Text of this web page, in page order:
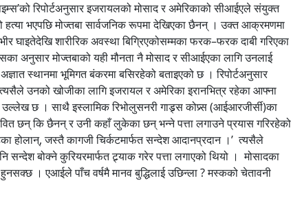
रिपोर्टअनुसार इजरायलको मोसाद र अमेरिकाको सीआईएले संयुक्त
हत्या भएपछि मोज्तबा सार्वजनिक रूपमा देखिएका छैनन् । उक्त आक्रमणमा
घाइतेदेखि शारीरिक अवस्था बिग्रिएकोसम्मका फरक–फरक दाबी गरिएका
अनुसार मोज्तबाको यही मौनता नै मोसाद र सीआईएका लागि उनलाई
स्थानमा भूमिगत बंकरमा बसिरहेको बताइएको छ । रिपोर्टअनुसार
उनको खोजीका लागि इजरायल र अमेरिका इरानभित्र रहेका आफ्ना
उल्लेख छ । साथै इस्लामिक रिभोलुसनरी गाड्र्स कोप्र्स (आईआरजीर्सी)का
छन् कि छैनन् र उनी कहाँ लुकेका छन् भन्ने पत्ता लगाउने प्रयास गरिरहेको
होलान्, जस्तै कागजी चिर्कटमार्फत सन्देश आदानप्रदान ।’ त्यसैले
बोक्ने कुरियरमार्फत ट्र्याक गरेर पत्ता लगाएको थियो । मोसादका
। एआईले पाँच वर्षमै मानव बुद्धिलाई उछिन्ला ? मस्कको चेतावनी